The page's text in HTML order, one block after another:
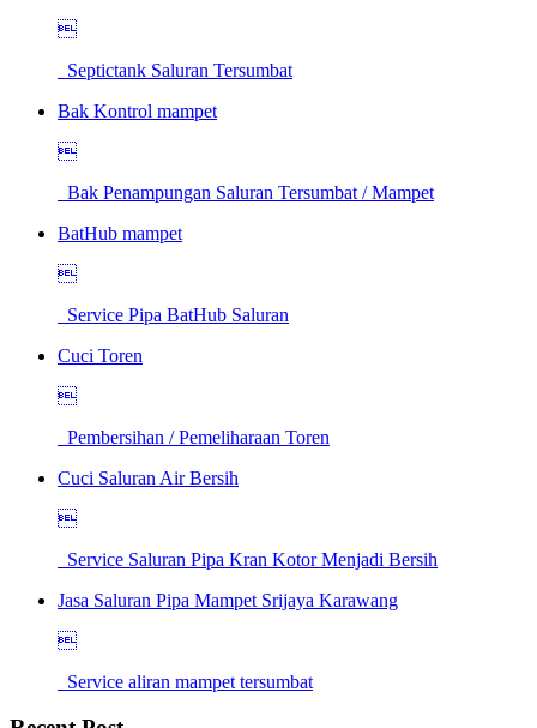

Septictank Saluran Tersumbat
Bak Kontrol mampet

Bak Penampungan Saluran Tersumbat / Mampet
BatHub mampet

Service Pipa BatHub Saluran
Cuci Toren

Pembersihan / Pemeliharaan Toren
Cuci Saluran Air Bersih

Service Saluran Pipa Kran Kotor Menjadi Bersih
Jasa Saluran Pipa Mampet Srijaya Karawang

Service aliran mampet tersumbat